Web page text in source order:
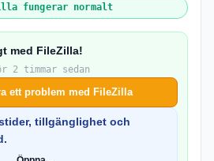
fungerar normalt
med FileZilla!
2 timmar sedan
ett problem med FileZilla
tillgänglighet och